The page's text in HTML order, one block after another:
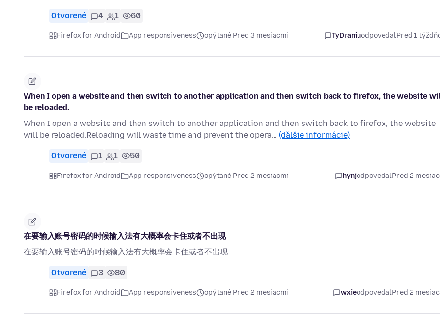
Otvorené 4 1 60
Firefox for Android App responsiveness opýtané Pred 3 mesiacmi TyDraniuodpovedalPred 1
When I open a website and then switch to another application and then switch back to firefox, the website
be reloaded.
When I open a website and then switch to another application and then switch back to firefox, the website
will be reloaded.Reloading will waste time and prevent the opera… (ďalšie informácie)
Otvorené 1 1 50
Firefox for Android App responsiveness opýtané Pred 2 mesiacmi hynjodpovedalPred 2
在要输入账号密码的时候输入法有大概率会卡住或者不出现
在要输入账号密码的时候输入法有大概率会卡住或者不出现
Otvorené 3 80
Firefox for Android App responsiveness opýtané Pred 2 mesiacmi wxieodpovedalPred 2